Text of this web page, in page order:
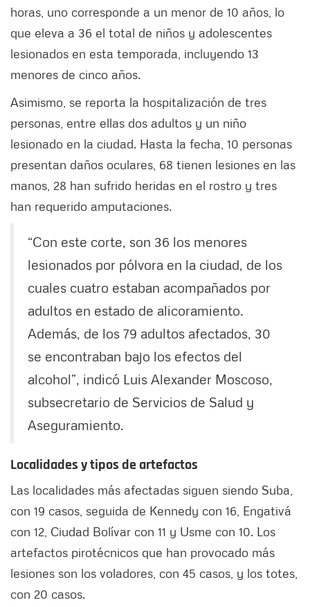
horas, uno corresponde a un menor de 10 años, lo
que eleva a 36 el total de niños y adolescentes
lesionados en esta temporada, incluyendo 13
menores de cinco años.
Asimismo, se reporta la hospitalización de tres
personas, entre ellas dos adultos y un niño
lesionado en la ciudad. Hasta la fecha, 10 personas
presentan daños oculares, 68 tienen lesiones en las
manos, 28 han sufrido heridas en el rostro y tres
han requerido amputaciones.
“Con este corte, son 36 los menores
lesionados por pólvora en la ciudad, de los
cuales cuatro estaban acompañados por
adultos en estado de alicoramiento.
Además, de los 79 adultos afectados, 30
se encontraban bajo los efectos del
alcohol”, indicó Luis Alexander Moscoso,
subsecretario de Servicios de Salud y
Aseguramiento.
Localidades y tipos de artefactos
Las localidades más afectadas siguen siendo Suba,
con 19 casos, seguida de Kennedy con 16, Engativá
con 12, Ciudad Bolívar con 11 y Usme con 10. Los
artefactos pirotécnicos que han provocado más
lesiones son los voladores, con 45 casos, y los totes,
con 20 casos.